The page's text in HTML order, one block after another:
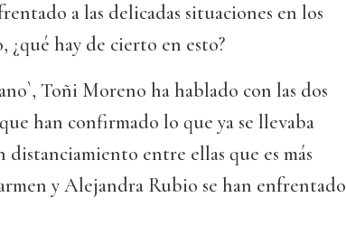
a las delicadas situaciones en los
hay de cierto en esto?
Toñi Moreno ha hablado con las dos
han confirmado lo que ya se llevaba
entre ellas que es más
y Alejandra Rubio se han enfrentado